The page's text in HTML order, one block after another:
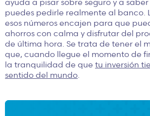
puedes pedirle realmente al banco.
esos números encajen para que
ahorros con calma y disfrutar del
de última hora. Se trata de tener el
que, cuando llegue el momento de
la tranquilidad de que tu inversión
sentido del mundo